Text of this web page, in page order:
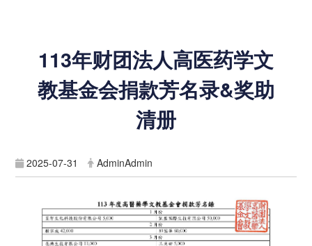
113年财团法人高医药学文
教基金会捐款芳名录&奖助
清册
2025-07-31 AdminAdmin